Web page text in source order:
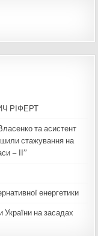
РІФЕРТ
та асистент
стажування на
– ІІ”
енергетики
на засадах